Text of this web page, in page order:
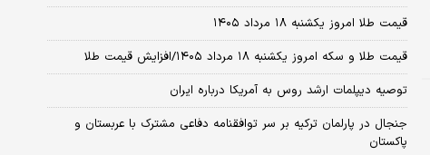
قیمت طلا امروز یکشنبه ۱۸ مرداد ۱۴۰۵
قیمت طلا و سکه امروز یکشنبه ۱۸ مرداد ۱۴۰۵/افزایش قیمت طلا
توصیه دیپلمات ارشد روس به آمریکا درباره ایران
جنجال در پارلمان ترکیه بر سر توافقنامه دفاعی مشترک با عربستان و
پاکستان